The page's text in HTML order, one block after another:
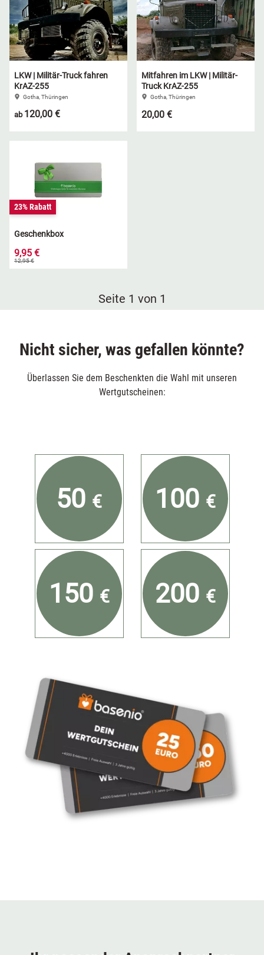
LKW | Militär-Truck fahren
KrAZ-255
Gotha, Thüringen
ab 120,00 €
Mitfahren im LKW | Militär-
Truck KrAZ-255
Gotha, Thüringen
20,00 €
23% Rabatt
Geschenkbox
9,95 €
12,95 €
Seite 1 von 1
Nicht sicher, was gefallen könnte?
Überlassen Sie dem Beschenkten die Wahl mit unseren
Wertgutscheinen:
50 €
150 €
100 €
200 €
Niedersachsen
NRW
Rheinland-Pfalz
Saarland
Sachsen-Anhalt
Schleswig-Holstein
Thüringen
Grimmen (MV)
Rostock/Sanitz (MV)
Knüllwald (Hessen)
Thale
Weißwasser
Züttlingen